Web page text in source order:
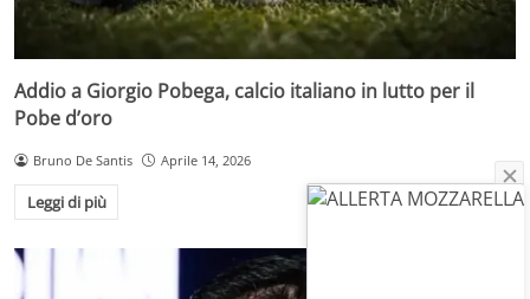
Addio a Giorgio Pobega, calcio italiano in lutto per il
Pobe d’oro
Bruno De Santis Aprile 14, 2026
Leggi di più